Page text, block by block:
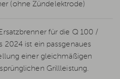
(ohne Zündelektrode)
für die Q 100 /
2024 ist ein passgenaues
einer gleichmäßigen
Grillleistung.